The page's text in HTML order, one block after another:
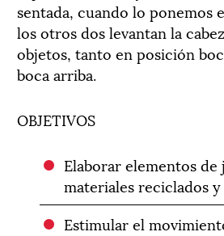
sentada, cuando lo ponemos
los otros dos levantan la
objetos, tanto en posición
boca arriba.
OBJETIVOS
Elaborar elementos de
materiales reciclados
Estimular el